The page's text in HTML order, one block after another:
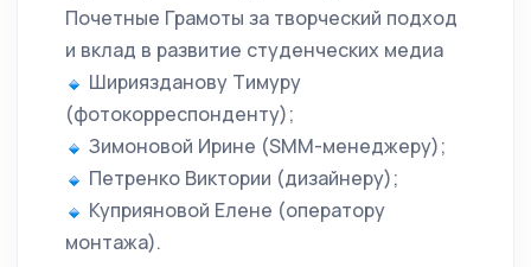
Почетные Грамоты за творческий подход
и вклад в развитие студенческих медиа
Шириязданову Тимуру
(фотокорреспонденту);
Зимоновой Ирине (SMM-менеджеру);
Петренко Виктории (дизайнеру);
Куприяновой Елене (оператору
монтажа).